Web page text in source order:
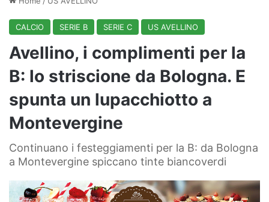
CALCIO SERIE B SERIE C US AVELLINO
Avellino, i complimenti per la
B: lo striscione da Bologna. E
spunta un lupacchiotto a
Montevergine
Continuano i festeggiamenti per la B: da Bologna
a Montevergine spiccano tinte biancoverdi